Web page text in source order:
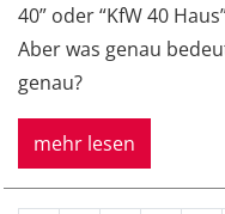
40” oder “KfW 40
Aber was genau
genau?
mehr lesen